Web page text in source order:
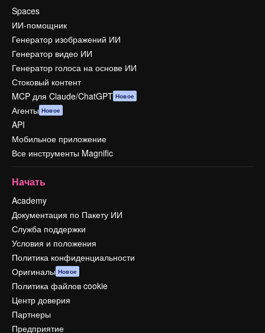
Spaces
ИИ-помощник
Генератор изображений ИИ
Генератор видео ИИ
Генератор голоса на основе ИИ
Стоковый контент
MCP для Claude/ChatGPT Новое
Агенты Новое
API
Мобильное приложение
Все инструменты Magnific
Начать
Academy
Документация по Пакету ИИ
Служба поддержки
Условия и положения
Политика конфиденциальности
Оригиналы Новое
Политика файлов cookie
Центр доверия
Партнеры
Предприятие